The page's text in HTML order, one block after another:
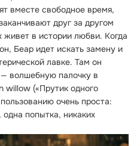
вместе свободное время,
друг за другом
в истории любви. Когда
Беар идет искать замену и
лавке. Там он
волшебную палочку в
willow («Прутик одного
очень проста:
попытка, никаких